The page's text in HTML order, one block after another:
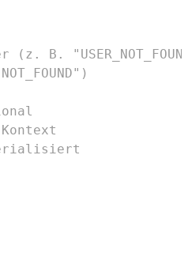
B.